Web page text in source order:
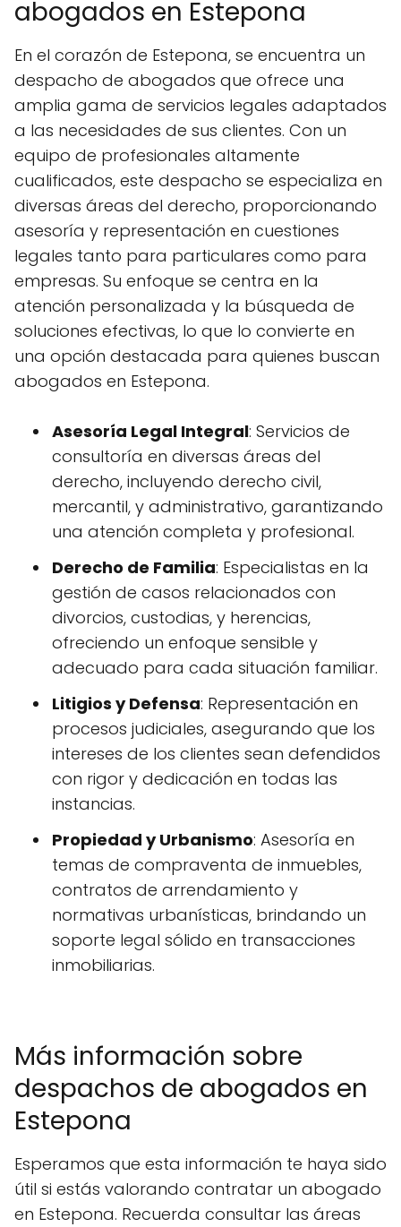
abogados en Estepona
En el corazón de Estepona, se encuentra un
despacho de abogados que ofrece una
amplia gama de servicios legales adaptados
a las necesidades de sus clientes. Con un
equipo de profesionales altamente
cualificados, este despacho se especializa en
diversas áreas del derecho, proporcionando
asesoría y representación en cuestiones
legales tanto para particulares como para
empresas. Su enfoque se centra en la
atención personalizada y la búsqueda de
soluciones efectivas, lo que lo convierte en
una opción destacada para quienes buscan
abogados en Estepona.
Asesoría Legal Integral: Servicios de
consultoría en diversas áreas del
derecho, incluyendo derecho civil,
mercantil, y administrativo, garantizando
una atención completa y profesional.
Derecho de Familia: Especialistas en la
gestión de casos relacionados con
divorcios, custodias, y herencias,
ofreciendo un enfoque sensible y
adecuado para cada situación familiar.
Litigios y Defensa: Representación en
procesos judiciales, asegurando que los
intereses de los clientes sean defendidos
con rigor y dedicación en todas las
instancias.
Propiedad y Urbanismo: Asesoría en
temas de compraventa de inmuebles,
contratos de arrendamiento y
normativas urbanísticas, brindando un
soporte legal sólido en transacciones
inmobiliarias.
Más información sobre
despachos de abogados en
Estepona
Esperamos que esta información te haya sido
útil si estás valorando contratar un abogado
en Estepona. Recuerda consultar las áreas